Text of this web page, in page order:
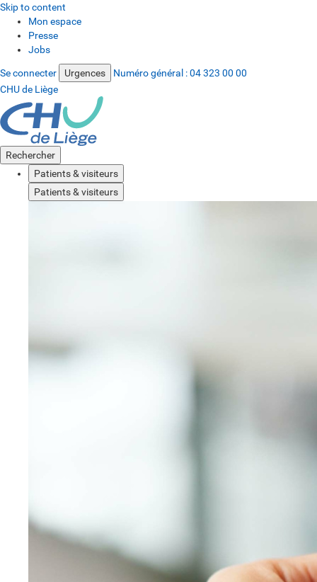
Skip to content
Mon espace
Presse
Jobs
Se connecter Urgences Numéro général :04 323 00 00
CHU de Liège
Rechercher
Patients & visiteurs
Patients & visiteurs